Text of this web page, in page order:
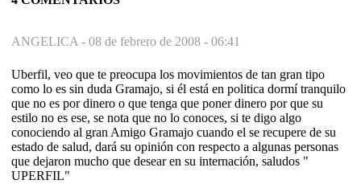
ANGELICA - 08 de febrero de 2008 - 06:41
Uberfil, veo que te preocupa los movimientos de tan gran tipo
como lo es sin duda Gramajo, si él está en politica dormí tranquilo
que no es por dinero o que tenga que poner dinero por que su
estilo no es ese, se nota que no lo conoces, si te digo algo
conociendo al gran Amigo Gramajo cuando el se recupere de su
estado de salud, dará su opinión con respecto a algunas personas
que dejaron mucho que desear en su internación, saludos "
UPERFIL"